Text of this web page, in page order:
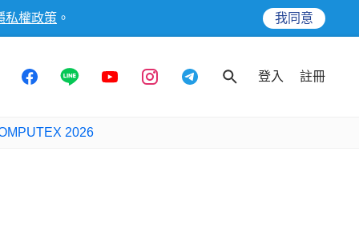
私權政策 。 我同意
登入 註冊
2026